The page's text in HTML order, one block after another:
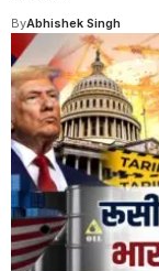
ByAbhishek Singh